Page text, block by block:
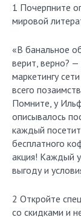
1 Почерпните
мировой
«В банальное
верит, верно?
маркетингу
всего
Помните, у
описывалось
каждый
бесплатного
акция! Каждый
выгоду и
2 Откройте
со скидками и